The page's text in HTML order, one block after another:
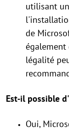
utilisant
de
également
légalité
Est-il possible
Oui,